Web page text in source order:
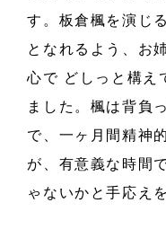
す。板倉楓を演じ
となれるよう、お
心で どしっと構え
ました。楓は背負
で、一ヶ月間精神
が、有意義な時間
ゃないかと手応え